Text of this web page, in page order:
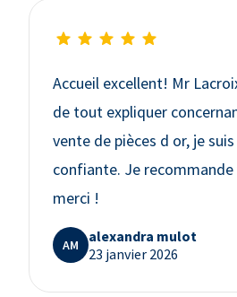
Accueil excellent! Mr
de tout expliquer
vente de pièces d or, je
confiante. Je
merci !
AM
alexandra mulot
23 janvier 2026